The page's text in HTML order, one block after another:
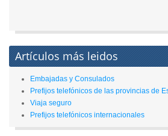
Artículos más leidos
Embajadas y Consulados
Prefijos telefónicos de las provincias de
Viaja seguro
Prefijos telefónicos internacionales